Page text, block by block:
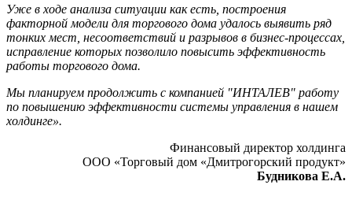
Уже в ходе анализа ситуации как есть, построения
факторной модели для торгового дома удалось выявить ряд
тонких мест, несоответствий и разрывов в бизнес-процессах,
исправление которых позволило повысить эффективность
работы торгового дома.
Мы планируем продолжить с компанией "ИНТАЛЕВ" работу
по повышению эффективности системы управления в нашем
холдинге».
Финансовый директор холдинга
ООО «Торговый дом «Дмитрогорский продукт»
Будникова Е.А.